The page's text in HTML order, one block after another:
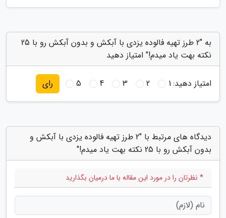
به "2 طرز تهیه فالوده یزدی با آبکش و بدون آبکش رو با 25
نکته بهت یاد میدم!" امتیاز دهید
امتیاز دهید:1
2
3
4
5 رای
دیدگاه های مرتبط با "2 طرز تهیه فالوده یزدی با آبکش و
بدون آبکش رو با 25 نکته بهت یاد میدم!"
* نظرتان را در مورد این مقاله با ما درمیان بگذارید